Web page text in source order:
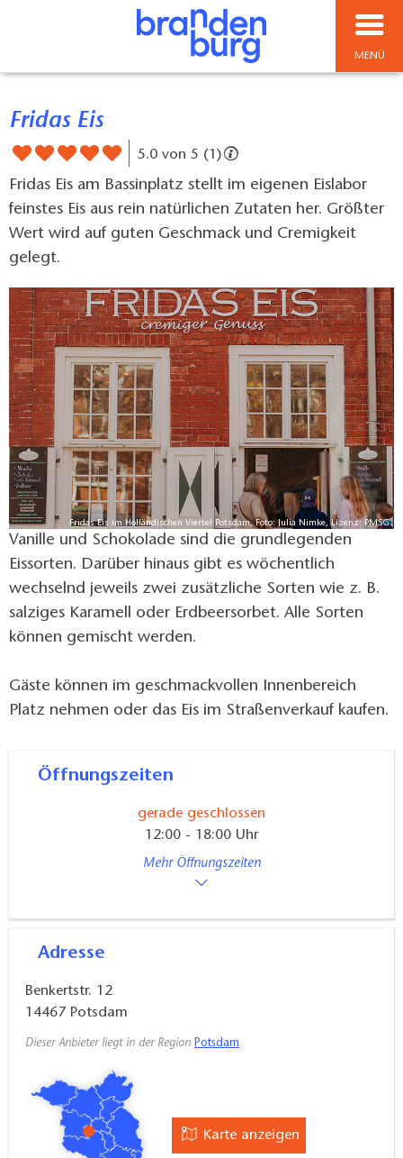
MENÜ
Fridas Eis
5.0 von 5 (1)
Fridas Eis am Bassinplatz stellt im eigenen Eislabor
feinstes Eis aus rein natürlichen Zutaten her. Größter
Wert wird auf guten Geschmack und Cremigkeit
gelegt.
Fridas Eis im Holländischen Viertel Potsdam, Foto: Julia Nimke, Lizenz: PMSG
Vanille und Schokolade sind die grundlegenden
Eissorten. Darüber hinaus gibt es wöchentlich
wechselnd jeweils zwei zusätzliche Sorten wie z. B.
salziges Karamell oder Erdbeersorbet. Alle Sorten
können gemischt werden.
Gäste können im geschmackvollen Innenbereich
Platz nehmen oder das Eis im Straßenverkauf kaufen.
Öffnungszeiten
gerade geschlossen
12:00 - 18:00 Uhr
Mehr Öffnungszeiten
Adresse
Benkertstr. 12
14467 Potsdam
Dieser Anbieter liegt in der Region Potsdam
Karte anzeigen